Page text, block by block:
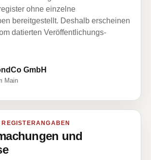
ohne einzelne
bereitgestellt. Deshalb erscheinen
datierten Veröffentlichungs-
GmbH
Main
und